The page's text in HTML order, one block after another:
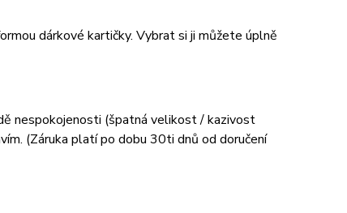
dárkové kartičky. Vybrat si ji můžete úplně
nespokojenosti (špatná velikost / kazivost
(Záruka platí po dobu 30ti dnů od doručení